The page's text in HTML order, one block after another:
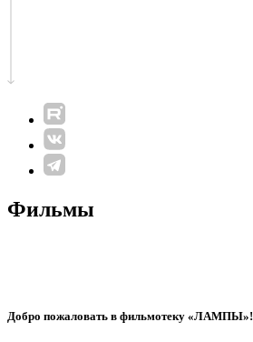
Фильмы
Добро пожаловать в фильмотеку «ЛАМПЫ»!